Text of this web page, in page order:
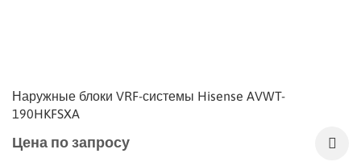
Наружные блоки VRF-системы Hisense AVWT-
190HKFSXA
Цена по запросу